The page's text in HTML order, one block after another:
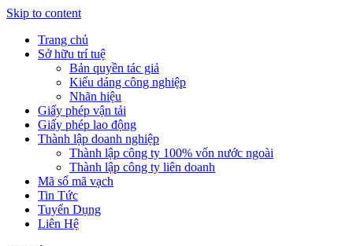
Skip to content
Trang chủ
Sở hữu trí tuệ
Bản quyền tác giả
Kiểu dáng công nghiệp
Nhãn hiệu
Giấy phép vận tải
Giấy phép lao động
Thành lập doanh nghiệp
Thành lập công ty 100% vốn nước ngoài
Thành lập công ty liên doanh
Mã số mã vạch
Tin Tức
Tuyển Dụng
Liên Hệ